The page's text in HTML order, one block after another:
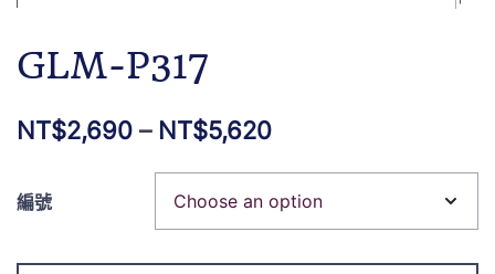
GLM-P317
NT$2,690 – NT$5,620
編號